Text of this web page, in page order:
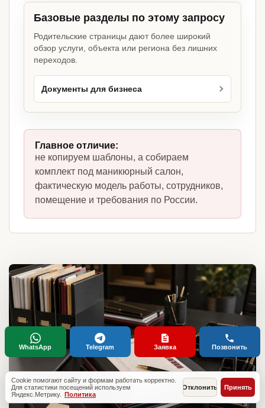
Базовые разделы по этому запросу
Родительские страницы дают более широкий
обзор услуги, объекта или региона без лишних
переходов.
Документы для бизнеса
Главное отличие:
не копируем шаблоны, а собираем
комплект под маникюрный салон,
фактическую модель работы, сотрудников,
помещение и требования по России.
Cookie помогают сайту и формам работать корректно.
Для статистики посещений используем
Яндекс.Метрику. Политика
Отклонить Принять
WhatsApp Telegram Заявка Позвонить